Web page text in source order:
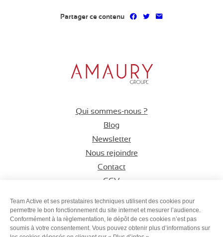
Partager ce contenu Partager sur Facebook
Partager sur Twitter
Partager par
Qui sommes-nous ?
Blog
Newsletter
Nous rejoindre
Contact
CGV
Suivez-nous sur
Suivez-nous
Suivez-
Team Active et ses prestataires techniques utilisent des cookies pour
permettre le bon fonctionnement du site internet et mesurer l’audience.
Conformément à la règlementation, le dépôt de ces cookies n’est pas
soumis à votre consentement. Vous pouvez obtenir plus d’informations sur